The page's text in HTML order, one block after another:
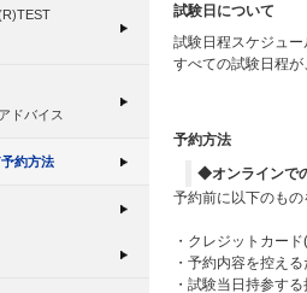
ドバイス
約方法
試験日について
試験日程スケジュー
すべての試験日程が
予約方法
◆オンラインで
予約前に以下のもの
・クレジットカー
・予約内容を控え
・試験当日持参す